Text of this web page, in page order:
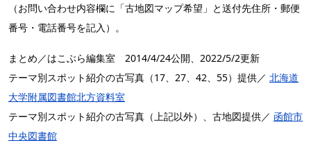
（お問い合わせ内容欄に「古地図マップ希望」と送付先住所・郵便
番号・電話番号を記入）。
まとめ／はこぶら編集室 2014/4/24公開、2022/5/2更新
テーマ別スポット紹介の古写真（17、27、42、55）提供／ 北海道
大学附属図書館北方資料室
テーマ別スポット紹介の古写真（上記以外）、古地図提供／ 函館市
中央図書館